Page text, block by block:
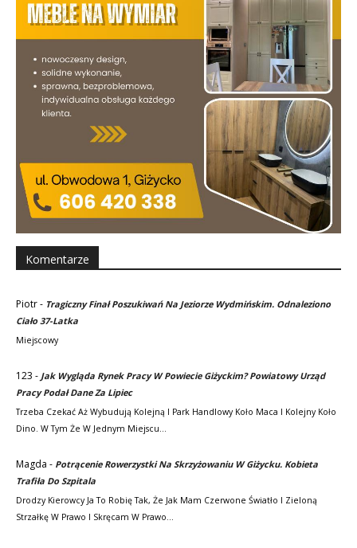
Komentarze
Piotr- Tragiczny Finał Poszukiwań Na Jeziorze Wydmińskim. Odnaleziono
Ciało 37-Latka
Miejscowy
123 - Jak Wygląda Rynek Pracy W Powiecie Giżyckim? Powiatowy Urząd
Pracy Podał Dane Za Lipiec
Trzeba Czekać Aż Wybudują Kolejną I Park Handlowy Koło Maca I Kolejny Koło
Dino. W Tym Że W Jednym Miejscu…
Magda - Potrącenie Rowerzystki Na Skrzyżowaniu W Giżycku. Kobieta
Trafiła Do Szpitala
Drodzy Kierowcy Ja To Robię Tak, Że Jak Mam Czerwone Światło I Zieloną
Strzałkę W Prawo I Skręcam W Prawo…